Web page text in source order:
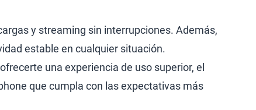
y streaming sin interrupciones. Además,
estable en cualquier situación.
una experiencia de uso superior, el
que cumpla con las expectativas más